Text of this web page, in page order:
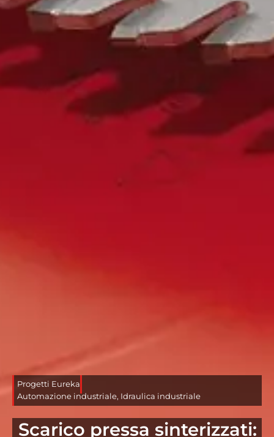
Progetti Eureka
Automazione industriale, Idraulica industriale
Scarico pressa sinterizzati: